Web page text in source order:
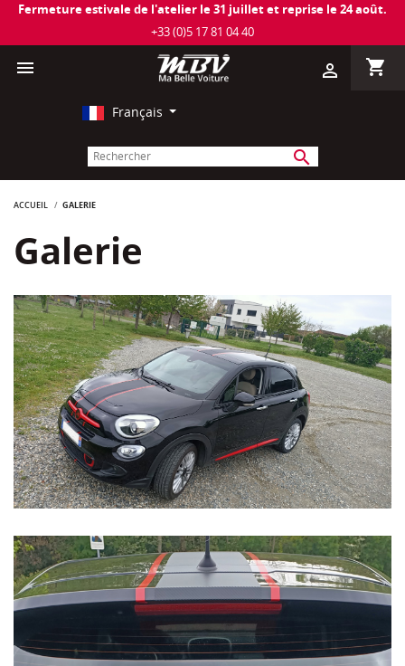
Fermeture estivale de l'atelier le 31 juillet et reprise le 24 août.
+33 (0)5 17 81 04 40
 shopping_cart
person_outline
Français
search
ACCUEIL GALERIE
Galerie